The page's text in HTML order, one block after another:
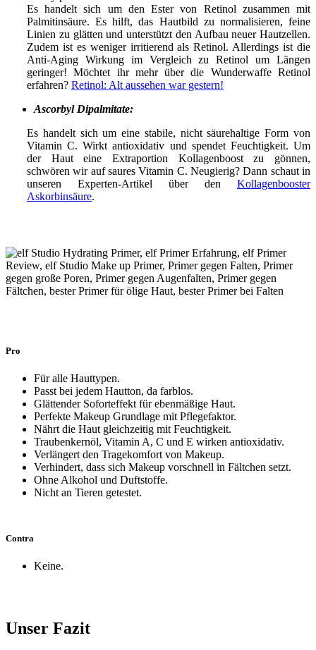
Es handelt sich um den Ester von Retinol zusammen mit
Palmitinsäure. Es hilft, das Hautbild zu normalisieren, feine
Linien zu glätten und unterstützt den Aufbau neuer Hautzellen.
Zudem ist es weniger irritierend als Retinol. Allerdings ist die
Anti-Aging Wirkung im Vergleich zu Retinol um Längen
geringer! Möchtet ihr mehr über die Wunderwaffe Retinol
erfahren? Retinol: Alt aussehen war gestern!
Ascorbyl Dipalmitate:
Es handelt sich um eine stabile, nicht säurehaltige Form von
Vitamin C. Wirkt antioxidativ und spendet Feuchtigkeit. Um
der Haut eine Extraportion Kollagenboost zu gönnen,
schwören wir auf saures Vitamin C. Neugierig? Dann schaut in
unseren Experten-Artikel über den Kollagenbooster
Askorbinsäure.
Pro
Für alle Hauttypen.
Passt bei jedem Hautton, da farblos.
Glättender Soforteffekt für ebenmäßige Haut.
Perfekte Makeup Grundlage mit Pflegefaktor.
Nährt die Haut gleichzeitig mit Feuchtigkeit.
Traubenkernöl, Vitamin A, C und E wirken antioxidativ.
Verlängert den Tragekomfort von Makeup.
Verhindert, dass sich Makeup vorschnell in Fältchen setzt.
Ohne Alkohol und Duftstoffe.
Nicht an Tieren getestet.
Contra
Keine.
Unser Fazit